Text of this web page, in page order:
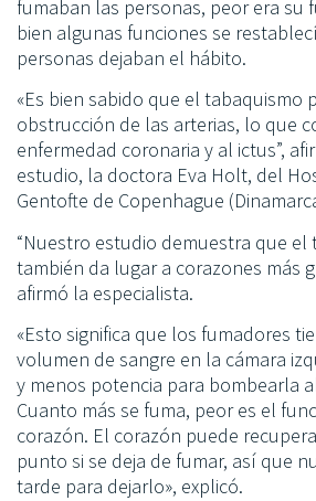
fumaban las personas, peor era su
bien algunas funciones se
personas dejaban el hábito.
«Es bien sabido que el tabaquismo
obstrucción de las arterias, lo que
enfermedad coronaria y al ictus”,
estudio, la doctora Eva Holt, del
Gentofte de Copenhague
“Nuestro estudio demuestra que el
también da lugar a corazones más
afirmó la especialista.
«Esto significa que los fumadores
volumen de sangre en la cámara
y menos potencia para bombearla
Cuanto más se fuma, peor es el
corazón. El corazón puede
punto si se deja de fumar, así que
tarde para dejarlo», explicó.